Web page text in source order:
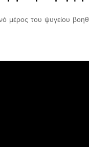
μέρος του ψυγείου